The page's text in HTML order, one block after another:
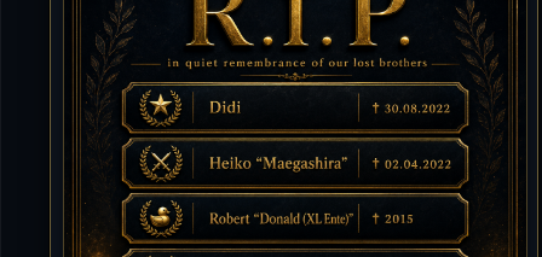
10.07.2026 / 12:48
Happy Birthday Chickpea
DieWildeHilde
10.07.2026 / 10:08
Hallo meine Lieben!
Isimiyaki
10.07.2026 / 00:34
Alles gute chickpea